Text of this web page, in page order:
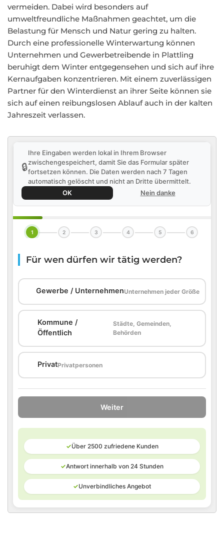
vermeiden. Dabei wird besonders auf
umweltfreundliche Maßnahmen geachtet, um die
Belastung für Mensch und Natur gering zu halten.
Durch eine professionelle Winterwartung können
Unternehmen und Gewerbetreibende in Plattling
beruhigt dem Winter entgegensehen und sich auf ihre
Kernaufgaben konzentrieren. Mit einem zuverlässigen
Partner für den Winterdienst an ihrer Seite können sie
sich auf einen reibungslosen Ablauf auch in der kalten
Jahreszeit verlassen.
🔒
Ihre Eingaben werden lokal in Ihrem Browser
zwischengespeichert, damit Sie das Formular später
fortsetzen können. Die Daten werden nach 7 Tagen
automatisch gelöscht und nicht an Dritte übermittelt.
OK
Nein danke
1 2 3 4 5 6
Für wen dürfen wir tätig werden?
Gewerbe / UnternehmenUnternehmen jeder Größe
Kommune /
Öffentlich
Städte, Gemeinden,
Behörden
PrivatPrivatpersonen
Weiter
✓Über 2500 zufriedene Kunden
✓Antwort innerhalb von 24 Stunden
✓Unverbindliches Angebot